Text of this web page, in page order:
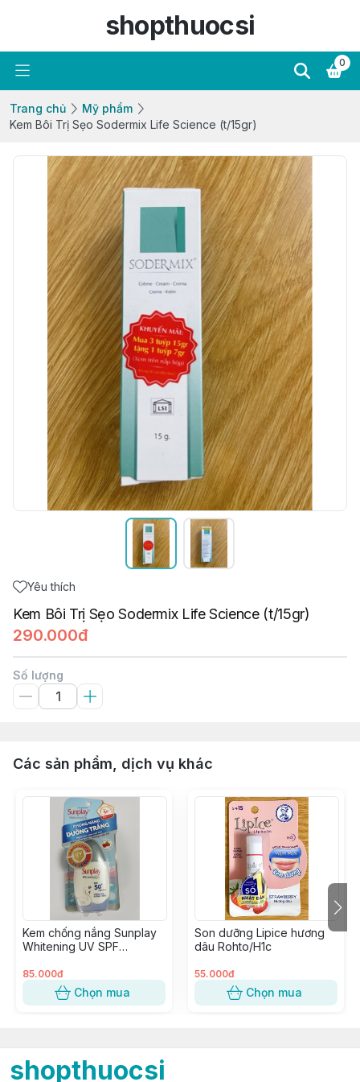
shopthuocsi
0
Trang chủ
Mỹ phẩm
Kem Bôi Trị Sẹo Sodermix Life Science (t/15gr)
Yêu thích
Kem Bôi Trị Sẹo Sodermix Life Science (t/15gr)
290.000đ
Số lượng
Các sản phẩm, dịch vụ khác
Kem chống nắng Sunplay
Whitening UV SPF
85.000đ
Chọn mua
Son dưỡng Lipice hương
dâu Rohto/H1c
55.000đ
Chọn mua
shopthuocsi